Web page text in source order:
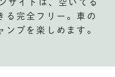
サイトは、空いてる
る完全フリー。車の
ンプを楽しめます。